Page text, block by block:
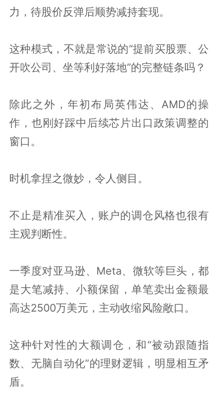
力，待股价反弹后顺势减持套现。
这种模式，不就是常说的“提前买股票、公
开吹公司、坐等利好落地”的完整链条吗？
除此之外，年初布局英伟达、AMD的操
作，也刚好踩中后续芯片出口政策调整的
窗口。
时机拿捏之微妙，令人侧目。
不止是精准买入，账户的调仓风格也很有
主观判断性。
一季度对亚马逊、Meta、微软等巨头，都
是大笔减持、小额保留，单笔卖出金额最
高达2500万美元，主动收缩风险敞口。
这种针对性的大额调仓，和“被动跟随指
数、无脑自动化”的理财逻辑，明显相互矛
盾。